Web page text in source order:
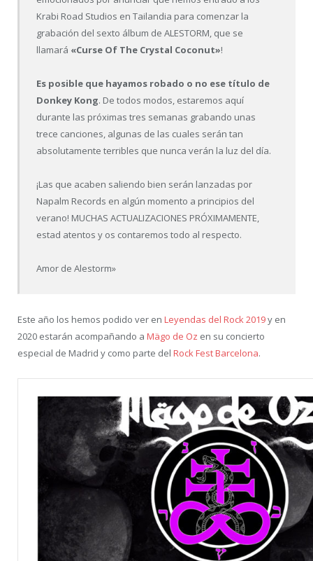
Krabi Road Studios en Tailandia para comenzar la
grabación del sexto álbum de ALESTORM, que se
llamará «Curse Of The Crystal Coconut»!
Es posible que hayamos robado o no ese título de
Donkey Kong. De todos modos, estaremos aquí
durante las próximas tres semanas grabando unas
trece canciones, algunas de las cuales serán tan
absolutamente terribles que nunca verán la luz del día.
¡Las que acaben saliendo bien serán lanzadas por
Napalm Records en algún momento a principios del
verano! MUCHAS ACTUALIZACIONES PRÓXIMAMENTE,
estad atentos y os contaremos todo al respecto.
Amor de Alestorm»
Este año los hemos podido ver en Leyendas del Rock 2019y en
2020 estarán acompañando a Mägo de Oz en su concierto
especial de Madrid y como parte del Rock Fest Barcelona.